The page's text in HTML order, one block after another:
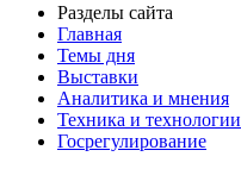
Разделы сайта
Главная
Темы дня
Выставки
Аналитика и мнения
Техника и технологии
Госрегулирование